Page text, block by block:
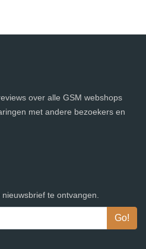
over alle GSM webshops
met andere bezoekers en
te ontvangen.